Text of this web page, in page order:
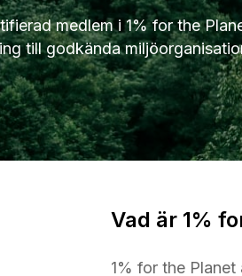
medlem i 1% for the
till godkända
Vad är 1%
1% for the